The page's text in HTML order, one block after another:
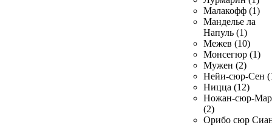
Малакофф (1)
Манделье ла
Напуль (1)
Межев (10)
Монсегюр (1)
Мужен (2)
Нейи-сюр-Сен
Ницца (12)
Ножан-сюр-
(2)
Орибо сюр